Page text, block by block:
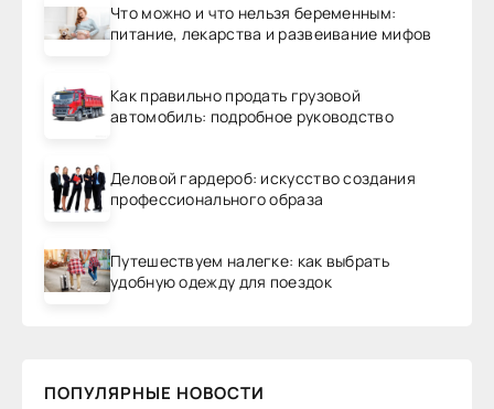
Что можно и что нельзя беременным:
питание, лекарства и развеивание мифов
Как правильно продать грузовой
автомобиль: подробное руководство
Деловой гардероб: искусство создания
профессионального образа
Путешествуем налегке: как выбрать
удобную одежду для поездок
ПОПУЛЯРНЫЕ НОВОСТИ